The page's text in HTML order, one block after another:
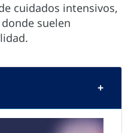
cuidados intensivos,
suelen